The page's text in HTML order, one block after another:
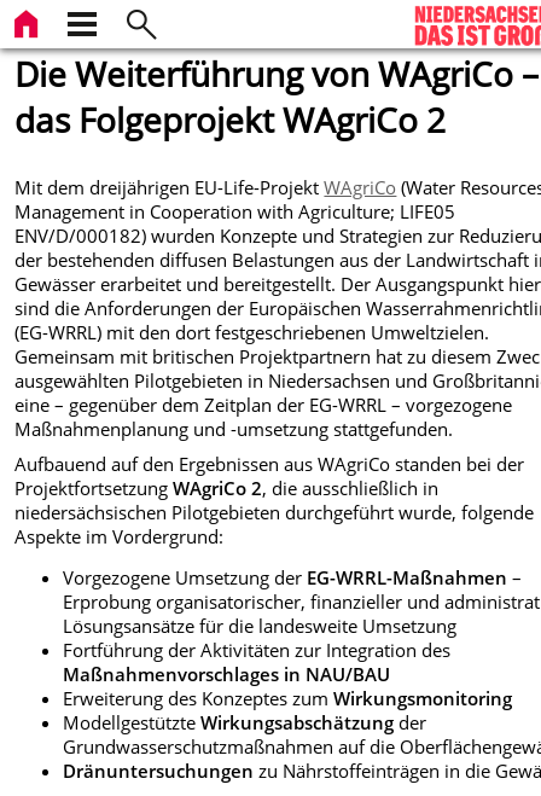
Die Weiterführung von WAgriCo –
das Folgeprojekt WAgriCo 2
Mit dem dreijährigen EU-Life-ProjektWAgriCo (Water
Management in Cooperation with Agriculture; LIFE05
ENV/D/000182) wurden Konzepte und Strategien zur
der bestehenden diffusen Belastungen aus der Landwirtschaft
Gewässer erarbeitet und bereitgestellt. Der Ausgangspunkt
sind die Anforderungen der Europäischen
(EG-WRRL) mit den dort festgeschriebenen Umweltzielen.
Gemeinsam mit britischen Projektpartnern hat zu diesem
ausgewählten Pilotgebieten in Niedersachsen und
eine – gegenüber dem Zeitplan der EG-WRRL – vorgezogene
Maßnahmenplanung und -umsetzung stattgefunden.
Aufbauend auf den Ergebnissen aus WAgriCo standen bei der
ProjektfortsetzungWAgriCo 2, die ausschließlich in
niedersächsischen Pilotgebieten durchgeführt wurde, folgende
Aspekte im Vordergrund:
Vorgezogene Umsetzung der EG-WRRL-Maßnahmen –
Erprobung organisatorischer, finanzieller und
Lösungsansätze für die landesweite Umsetzung
Fortführung der Aktivitäten zur Integration des
Maßnahmenvorschlages in NAU/BAU
Erweiterung des Konzeptes zumWirkungsmonitoring
ModellgestützteWirkungsabschätzung der
Grundwasserschutzmaßnahmen auf die
Dränuntersuchungen zu Nährstoffeinträgen in die